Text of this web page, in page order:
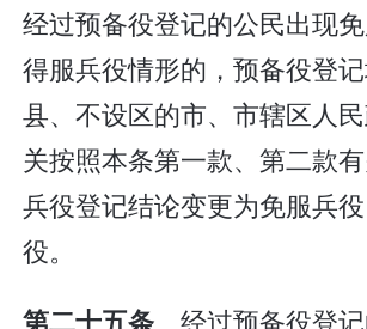
经过预备役登记的公民出现
得服兵役情形的，预备役登
县、不设区的市、市辖区人
关按照本条第一款、第二款
兵役登记结论变更为免服兵
役。
经过预备役登